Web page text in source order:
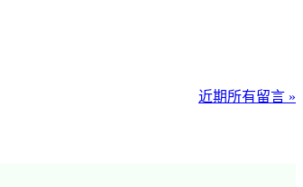
近期所有留言 »